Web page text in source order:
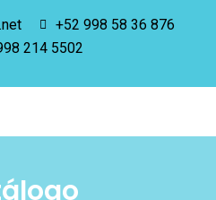
+52 998 58 36 876
214 5502